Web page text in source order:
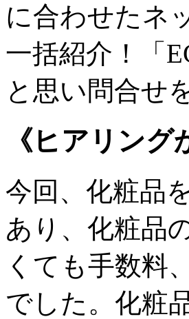
に合わせたネ
一括紹介！「
と思い問合せ
《ヒアリン
今回、化粧品
あり、化粧品
くても手数料
でした。化粧